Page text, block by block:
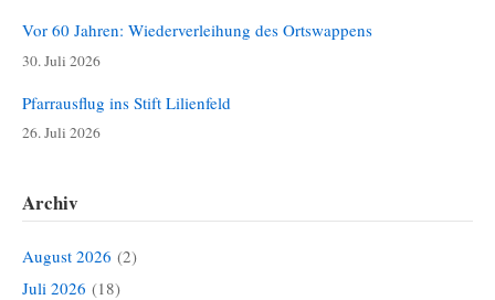
Vor 60 Jahren: Wiederverleihung des Ortswappens
30. Juli 2026
Pfarrausflug ins Stift Lilienfeld
26. Juli 2026
Archiv
August 2026 (2)
Juli 2026 (18)